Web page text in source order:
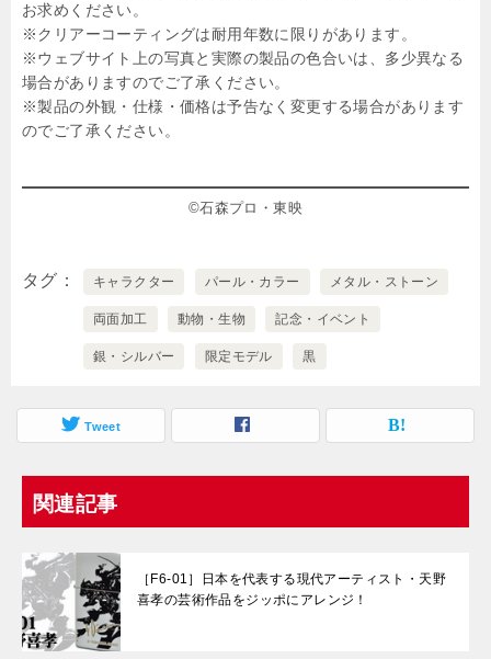
お求めください。
※クリアーコーティングは耐用年数に限りがあります。
※ウェブサイト上の写真と実際の製品の色合いは、多少異なる
場合がありますのでご了承ください。
※製品の外観・仕様・価格は予告なく変更する場合があります
のでご了承ください。
©石森プロ・東映
タグ キャラクター パール・カラー メタル・ストーン
両面加工 動物・生物 記念・イベント
銀・シルバー 限定モデル 黒
Tweet
関連記事
［F6-01］日本を代表する現代アーティスト・天野
喜孝の芸術作品をジッポにアレンジ！